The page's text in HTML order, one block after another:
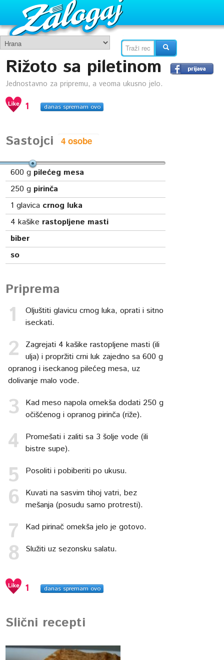
Rižoto sa piletinom
Jednostavno za pripremu, a veoma ukusno jelo.
1 danas spremam ovo
Sastojci
600 g pilećeg mesa
250 g pirinča
1 glavica crnog luka
4 kašike rastopljene masti
biber
so
Priprema
Oljuštiti glavicu crnog luka, oprati i sitno
iseckati.
Zagrejati 4 kašike rastopljene masti (ili
ulja) i propržiti crni luk zajedno sa 600 g
opranog i iseckanog pilećeg mesa, uz
dolivanje malo vode.
Kad meso napola omekša dodati 250 g
očišćenog i opranog pirinča (riže).
Promešati i zaliti sa 3 šolje vode (ili
bistre supe).
Posoliti i pobiberiti po ukusu.
Kuvati na sasvim tihoj vatri, bez
mešanja (posudu samo protresti).
Kad pirinač omekša jelo je gotovo.
Služiti uz sezonsku salatu.
1 danas spremam ovo
Slični recepti